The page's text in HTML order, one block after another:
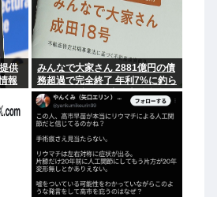
供
報
みんなで大家さん 2881億円の債
務超過で完全終了 年利7%に釣ら
れた3万人超の弱者の老後資金
2000億円が消滅